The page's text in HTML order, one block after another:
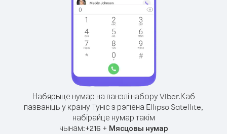
Набярыце нумар на панэлі набору Viber.Каб
пазваніць у краіну Туніс з рэгіёна Ellipso Satellite,
набірайце нумар такім
чынам:+216 + Мясцовы нумар